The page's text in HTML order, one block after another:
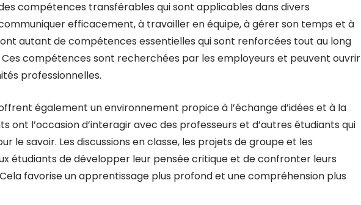
compétences transférables qui sont applicables dans divers
efficacement, à travailler en équipe, à gérer son temps et à
autant de compétences essentielles qui sont renforcées tout au long
Ces compétences sont recherchées par les employeurs et peuvent ouvrir
professionnelles.
également un environnement propice à l’échange d’idées et à la
ont l’occasion d’interagir avec des professeurs et d’autres étudiants qui
le savoir. Les discussions en classe, les projets de groupe et les
étudiants de développer leur pensée critique et de confronter leurs
favorise un apprentissage plus profond et une compréhension plus